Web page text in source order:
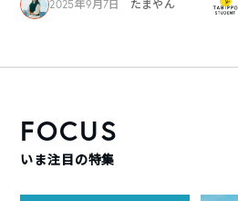
2025年9月7日 たまやん
FOCUS
いま注目の特集